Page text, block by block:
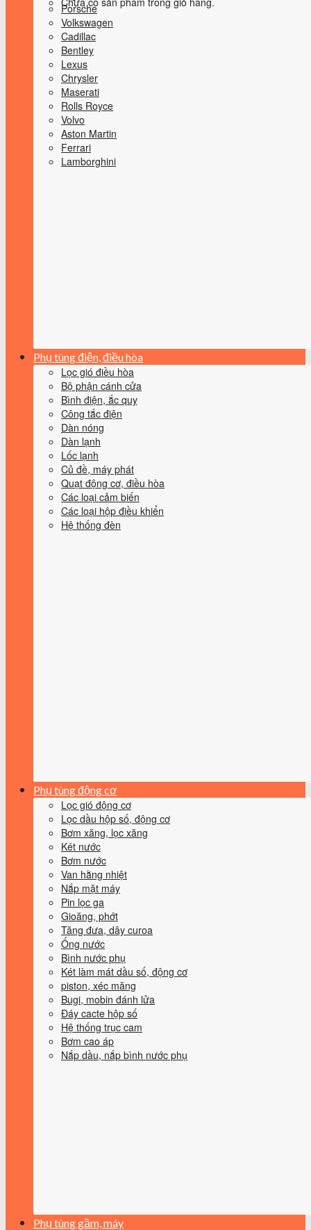
Porsche
Volkswagen
Cadillac
Bentley
Lexus
Chrysler
Maserati
Rolls Royce
Volvo
Aston Martin
Ferrari
Lamborghini
Phụ tùng điện, điều hòa
Lọc gió điều hòa
Bộ phận cánh cửa
Bình điện, ắc quy
Công tắc điện
Dàn nóng
Dàn lạnh
Lốc lạnh
Củ đề, máy phát
Quạt động cơ, điều hòa
Các loại cảm biến
Các loại hộp điều khiển
Hệ thống đèn
Phụ tùng động cơ
Lọc gió động cơ
Lọc dầu hộp số, động cơ
Bơm xăng, lọc xăng
Két nước
Bơm nước
Van hằng nhiệt
Nắp mặt máy
Pin lọc ga
Gioăng, phớt
Tăng đưa, dây curoa
Ống nước
Bình nước phụ
Két làm mát dầu số, động cơ
piston, xéc măng
Bugi, mobin đánh lửa
Đáy cacte hộp số
Hệ thống trục cam
Bơm cao áp
Nắp dầu, nắp bình nước phụ
Phụ tùng gầm, máy